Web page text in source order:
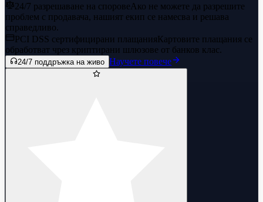
24/7 разрешаване на споровеАко не можете да разрешите
проблем с продавача, нашият екип се намесва и решава
справедливо.
PCI DSS сертифицирани плащанияКартовите плащания се
обработват чрез криптирани шлюзове от банков клас.
24/7 поддръжка на живо Научете повече